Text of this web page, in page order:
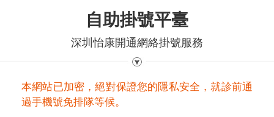
自助掛號平臺
深圳怡康開通網絡掛號服務
本網站已加密，絕對保證您的隱私安全，就診前通
過手機號免排隊等候。